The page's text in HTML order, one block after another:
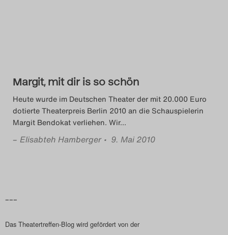
2015
Das Theatertreffen-Blog
2016
Das Theatertreffen-Blog
2018
Margit, mit dir is so schön
Heute wurde im Deutschen Theater der mit 20.000 Euro
dotierte Theaterpreis Berlin 2010 an die Schauspielerin
Margit Bendokat verliehen. Wir…
– Elisabteh Hamberger • 9. Mai 2010
–––
Das Theatertreffen-Blog wird gefördert von der